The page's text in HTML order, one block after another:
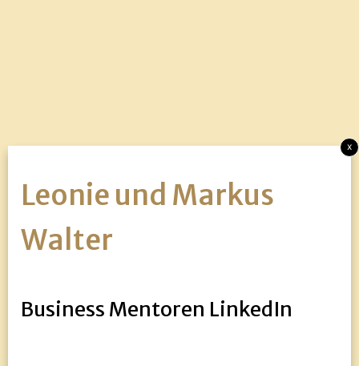
Leonie und Markus
Walter
Business Mentoren LinkedIn
x